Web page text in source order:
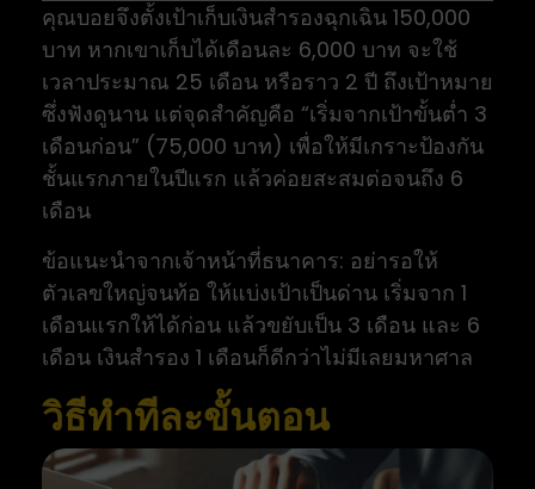
คุณบอยจึงตั้งเป้าเก็บเงินสำรองฉุกเฉิน 150,000
บาท หากเขาเก็บได้เดือนละ 6,000 บาท จะใช้
เวลาประมาณ 25 เดือน หรือราว 2 ปี ถึงเป้าหมาย
ซึ่งฟังดูนาน แต่จุดสำคัญคือ “เริ่มจากเป้าขั้นต่ำ 3
เดือนก่อน” (75,000 บาท) เพื่อให้มีเกราะป้องกัน
ชั้นแรกภายในปีแรก แล้วค่อยสะสมต่อจนถึง 6
เดือน
ข้อแนะนำจากเจ้าหน้าที่ธนาคาร: อย่ารอให้
ตัวเลขใหญ่จนท้อ ให้แบ่งเป้าเป็นด่าน เริ่มจาก 1
เดือนแรกให้ได้ก่อน แล้วขยับเป็น 3 เดือน และ 6
เดือน เงินสำรอง 1 เดือนก็ดีกว่าไม่มีเลยมหาศาล
วิธีทำทีละขั้นตอน